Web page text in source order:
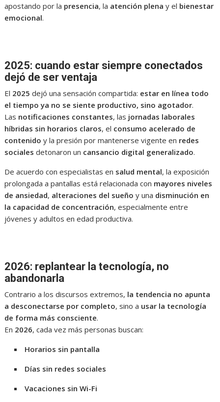
apostando por la presencia, la atención plena y el bienestar
emocional.
2025: cuando estar siempre conectados
dejó de ser ventaja
El 2025 dejó una sensación compartida: estar en línea todo
el tiempo ya no se siente productivo, sino agotador.
Las notificaciones constantes, las jornadas laborales
híbridas sin horarios claros, el consumo acelerado de
contenido y la presión por mantenerse vigente en redes
sociales detonaron un cansancio digital generalizado.
De acuerdo con especialistas en salud mental, la exposición
prolongada a pantallas está relacionada con mayores niveles
de ansiedad, alteraciones del sueño y una disminución en
la capacidad de concentración, especialmente entre
jóvenes y adultos en edad productiva.
2026: replantear la tecnología, no
abandonarla
Contrario a los discursos extremos, la tendencia no apunta
a desconectarse por completo, sino a usar la tecnología
de forma más consciente.
En 2026, cada vez más personas buscan:
Horarios sin pantalla
Días sin redes sociales
Vacaciones sin Wi-Fi